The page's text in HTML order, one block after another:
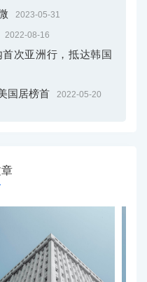
2023-05-31
2022-08-16
次亚洲行，抵达韩国
国居榜首 2022-05-20